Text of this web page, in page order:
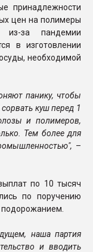
принадлежности
цен на полимеры
за пандемии
в изготовлении
необходимой
панику, чтобы
куш перед 1
и полимеров,
Тем более для
–
по 10 тысяч
по поручению
подорожанием.
наша партия
и вводить